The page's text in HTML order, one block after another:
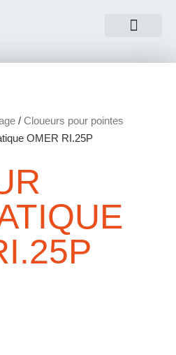
/ Cloueurs pour pointes
OMER RI.25P